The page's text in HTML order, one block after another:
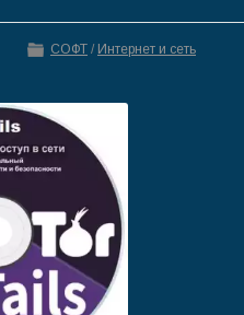
СОФТ / Интернет и сеть